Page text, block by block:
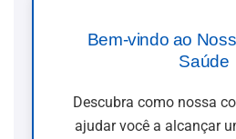
Bem-vindo ao
Saúde
Descubra como nossa
ajudar você a alcançar